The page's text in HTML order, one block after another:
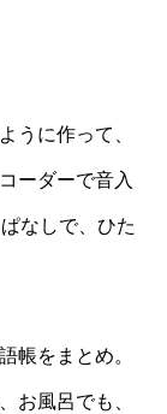
うに作って、
ーダーで音入
なしで、ひた
帳をまとめ。
お風呂でも、